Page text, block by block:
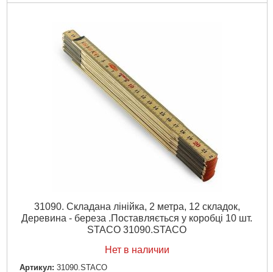
31090. Складана лінійка, 2 метра, 12 складок,
Деревина - береза .Поставляється у коробці 10 шт.
STACO 31090.STACO
Нет в наличии
Артикул: 31090.STACO